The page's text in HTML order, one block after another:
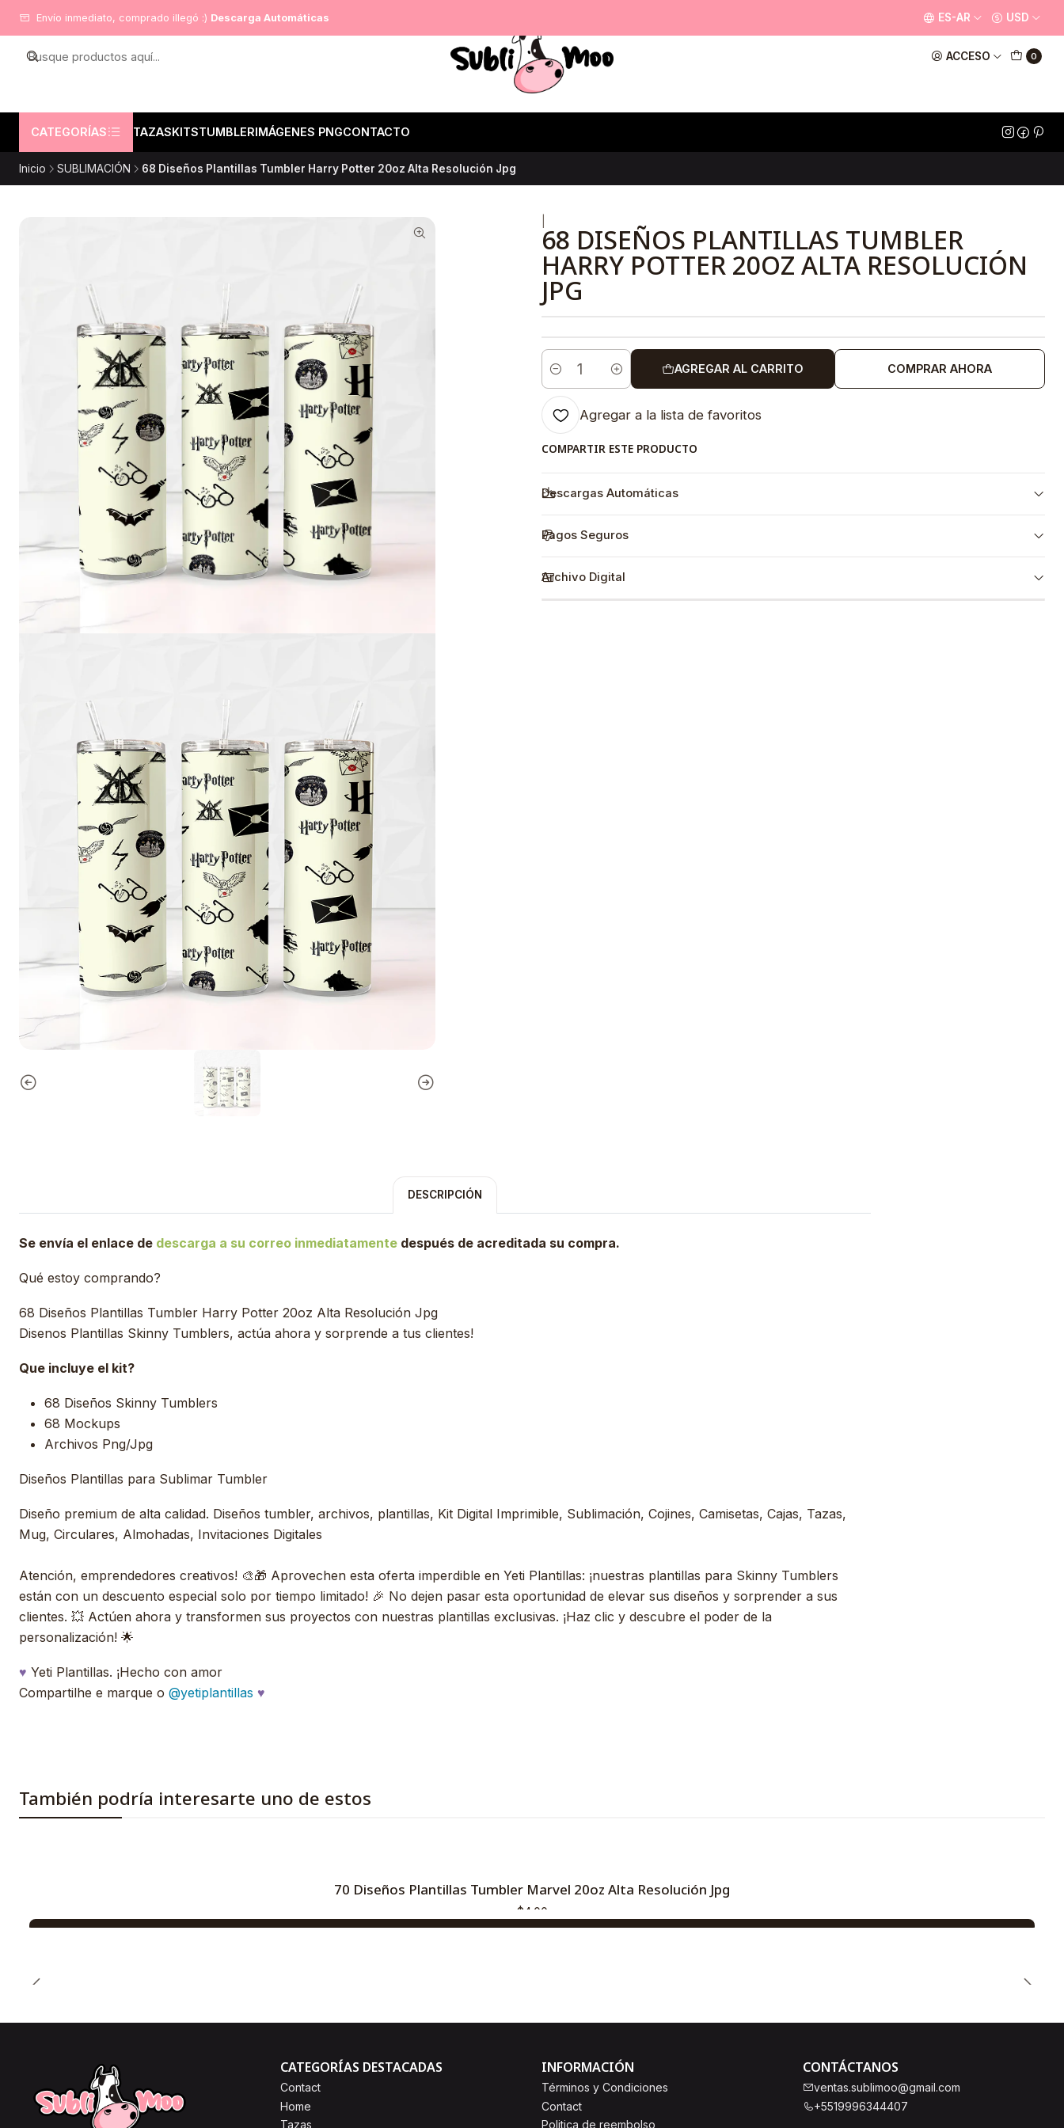
ACCESO 0
CATEGORÍAS TAZASKITSTUMBLERIMÁGENES PNGCONTACTO
Envío inmediato, comprado illegó :) Descarga Automáticas ES-AR USD
Inicio SUBLIMACIÓN 68 Diseños Plantillas Tumbler Harry Potter 20oz Alta Resolución Jpg
68 DISEÑOS PLANTILLAS TUMBLER
HARRY POTTER 20OZ ALTA RESOLUCIÓN
JPG
Cantidad
AGREGAR AL CARRITO COMPRAR AHORA
Agregar a la lista de favoritos
COMPARTIR ESTE PRODUCTO
Descargas Automáticas
Pagos Seguros
Archivo Digital
DESCRIPCIÓN
Se envía el enlace de descarga a su correo inmediatamente después de acreditada su compra.
Qué estoy comprando?
68 Diseños Plantillas Tumbler Harry Potter 20oz Alta Resolución Jpg
Disenos Plantillas Skinny Tumblers, actúa ahora y sorprende a tus clientes!
Que incluye el kit?
68 Diseños Skinny Tumblers
68 Mockups
Archivos Png/Jpg
Diseños Plantillas para Sublimar Tumbler
Diseño premium de alta calidad. Diseños tumbler, archivos, plantillas, Kit Digital Imprimible, Sublimación, Cojines, Camisetas, Cajas, Tazas,
Mug, Circulares, Almohadas, Invitaciones Digitales
Atención, emprendedores creativos! 🎨🎁 Aprovechen esta oferta imperdible en Yeti Plantillas: ¡nuestras plantillas para Skinny Tumblers
están con un descuento especial solo por tiempo limitado! 🎉 No dejen pasar esta oportunidad de elevar sus diseños y sorprender a sus
clientes. 💥 Actúen ahora y transformen sus proyectos con nuestras plantillas exclusivas. ¡Haz clic y descubre el poder de la
personalización! 🌟
♥ Yeti Plantillas. ¡Hecho con amor
Compartilhe e marque o @yetiplantillas ♥
También podría interesarte uno de estos
70 Diseños Plantillas Tumbler Marvel 20oz Alta Resolución Jpg
$4,00
CATEGORÍAS DESTACADAS
Contact
Home
Tazas
INFORMACIÓN
Términos y Condiciones
Contact
Politica de reembolso
CONTÁCTANOS
ventas.sublimoo@gmail.com
+5519996344407